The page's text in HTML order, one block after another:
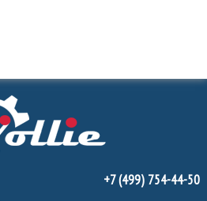
+7 (499) 754-44-50